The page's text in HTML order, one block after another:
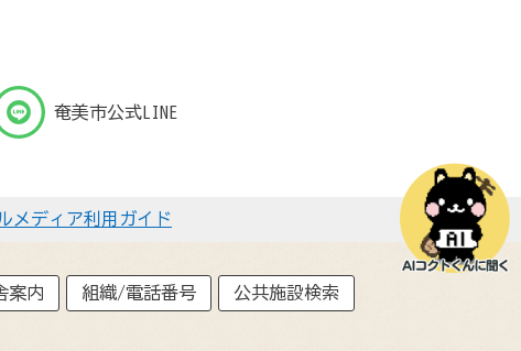
奄美市公式LINE
メディア利用ガイド
案内 組織/電話番号 公共施設検索